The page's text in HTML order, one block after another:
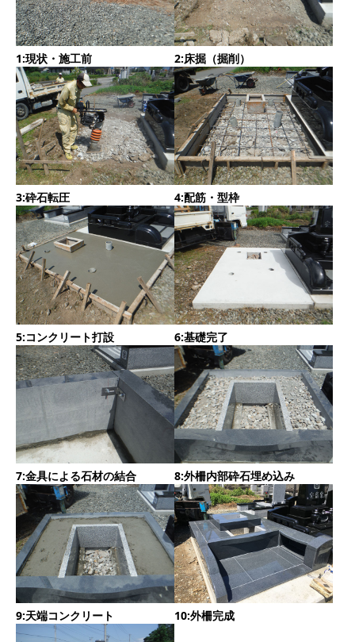
1:現状・施工前 2:床掘（掘削）
3:砕石転圧 4:配筋・型枠
5:コンクリート打設 6:基礎完了
7:金具による石材の結合 8:外柵内部砕石埋め込み
9:天端コンクリート 10:外柵完成